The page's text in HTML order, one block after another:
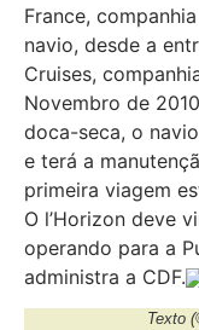
France,
navio, desde a
Cruises,
Novembro de
doca-seca, o
e terá a
primeira viagem
O l’Horizon deve
operando para a
administra a CDF.
Texto